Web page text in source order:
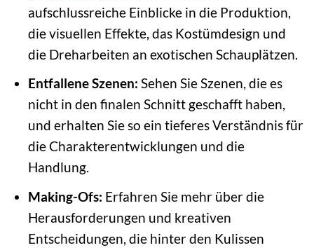
aufschlussreiche Einblicke in die Produktion,
die visuellen Effekte, das Kostümdesign und
die Dreharbeiten an exotischen Schauplätzen.
Entfallene Szenen: Sehen Sie Szenen, die es
nicht in den finalen Schnitt geschafft haben,
und erhalten Sie so ein tieferes Verständnis für
die Charakterentwicklungen und die
Handlung.
Making-Ofs: Erfahren Sie mehr über die
Herausforderungen und kreativen
Entscheidungen, die hinter den Kulissen